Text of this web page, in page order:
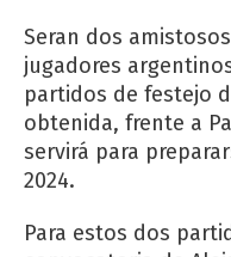
Seran dos
jugadores
partidos de festejo
obtenida, frente a
servirá para
2024.
Para estos dos